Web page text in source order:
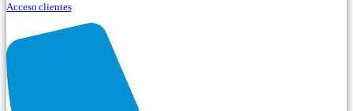
Acceso clientes